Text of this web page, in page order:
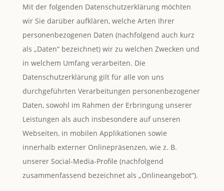
Mit der folgenden Datenschutzerklärung möchten
wir Sie darüber aufklären, welche Arten Ihrer
personenbezogenen Daten (nachfolgend auch kurz
als „Daten“ bezeichnet) wir zu welchen Zwecken und
in welchem Umfang verarbeiten. Die
Datenschutzerklärung gilt für alle von uns
durchgeführten Verarbeitungen personenbezogener
Daten, sowohl im Rahmen der Erbringung unserer
Leistungen als auch insbesondere auf unseren
Webseiten, in mobilen Applikationen sowie
innerhalb externer Onlinepräsenzen, wie z. B.
unserer Social-Media-Profile (nachfolgend
zusammenfassend bezeichnet als „Onlineangebot“).